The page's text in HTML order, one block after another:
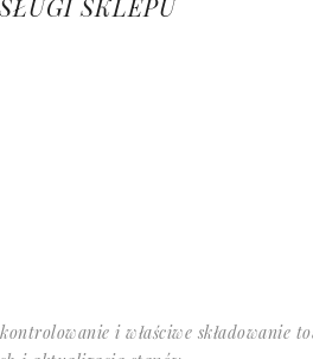
SKLEPU
i właściwe składowanie